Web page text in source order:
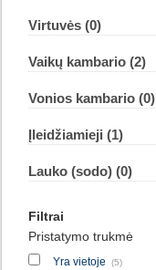
Virtuvės (0)
Vaikų kambario (2)
Vonios kambario (0)
Įleidžiamieji (1)
Lauko (sodo) (0)
Filtrai
Pristatymo trukmė
Yra vietoje (5)